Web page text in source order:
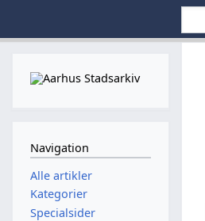
Navigation
Alle artikler
Kategorier
Specialsider